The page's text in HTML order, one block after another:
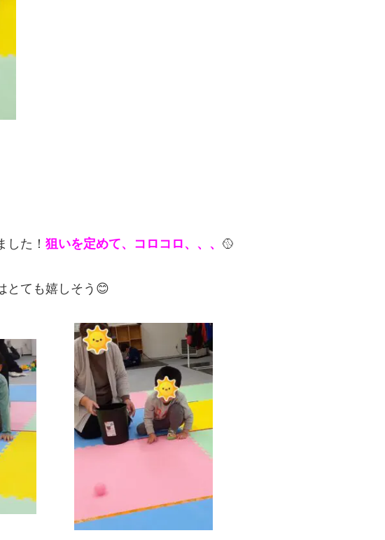
した！ 狙いを定めて、コロコロ、、、 🥎
とても嬉しそう😊